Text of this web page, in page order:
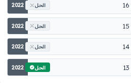
2022 الحل
2022 الحل
2022 الحل
2022 الحل